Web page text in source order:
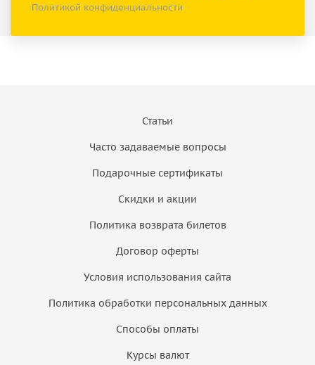
Политикой конфиденциальности
Статьи
Часто задаваемые вопросы
Подарочные сертификаты
Скидки и акции
Политика возврата билетов
Договор оферты
Условия использования сайта
Политика обработки персональных данных
Способы оплаты
Курсы валют